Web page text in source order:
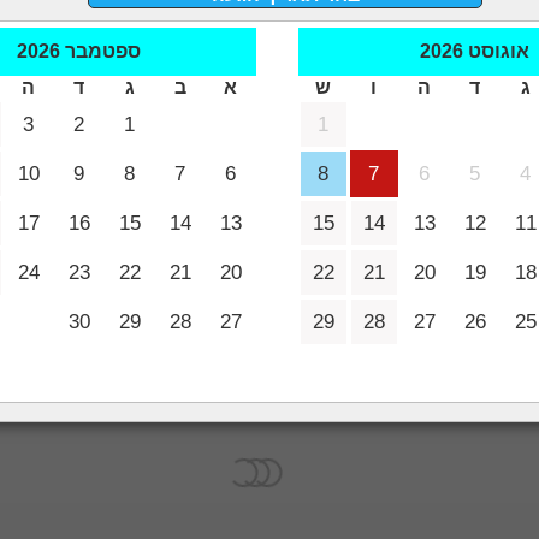
שם המלון : Royal Palace Hotel מלונות בגאורגיה < מלונות בחו"ל
מה במלון פרטי
אוגוסט 2026
ג ד ה ו ש
1
4
5
6
7
8
11
12
13
14
15
18
19
20
21
22
25
26
27
28
29
ספטמבר 2026
א
ב ג ד ה
1
2
3
6
7
8
9
10
13
14
15
16
17
20
21
22
23
24
27
28
29
30